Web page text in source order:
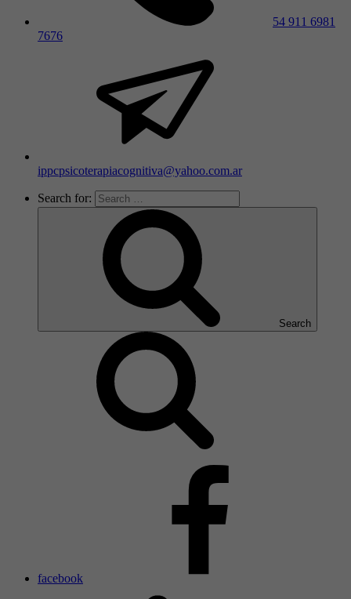
54 911 6981
7676
ippcpsicoterapiacognitiva@yahoo.com.ar
Search for:
Search
facebook